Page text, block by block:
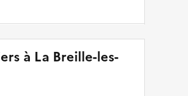
à La Breille-les-